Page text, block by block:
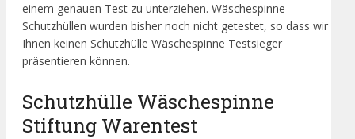
einem genauen Test zu unterziehen. Wäschespinne-
Schutzhüllen wurden bisher noch nicht getestet, so dass wir
Ihnen keinen Schutzhülle Wäschespinne Testsieger
präsentieren können.
Schutzhülle Wäschespinne
Stiftung Warentest